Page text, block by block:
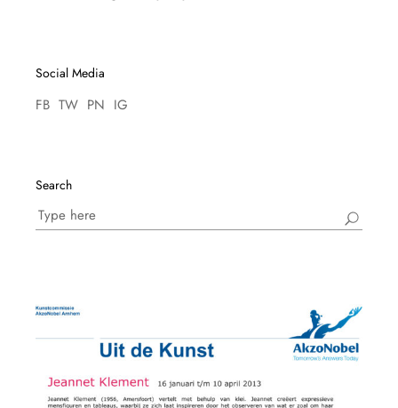
Social Media
FB TW PN IG
Search
Search
for: